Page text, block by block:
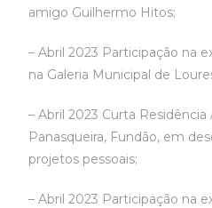
amigo Guilhermo Hitos;
– Abril 2023 Participação na
na Galeria Municipal de
– Abril 2023 Curta
Panasqueira, Fundão, em
projetos pessoais;
– Abril 2023 Participação na